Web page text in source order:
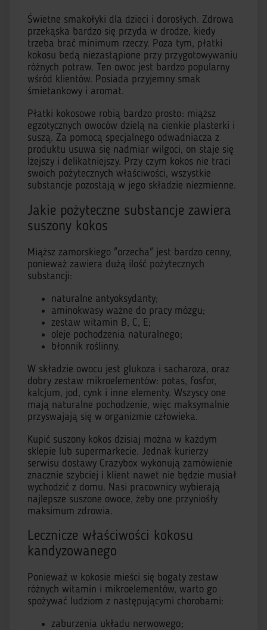
Świetne smakołyki dla dzieci i dorosłych. Zdrowa
przekąska bardzo się przyda w drodze, kiedy
trzeba brać minimum rzeczy. Poza tym, płatki
kokosu bedą niezastąpione przy przygotowywaniu
różnych potraw. Ten owoc jest bardzo popularny
wśród klientów. Posiada przyjemny smak
śmietankowy i aromat.
Płatki kokosowe robią bardzo prosto: miąższ
egzotycznych owoców dzielą na cienkie plasterki i
suszą. Za pomocą specjalnego odwadniacza z
produktu usuwa się nadmiar wilgoci, on staje się
lżejszy i delikatniejszy. Przy czym kokos nie traci
swoich pożytecznych właściwości, wszystkie
substancje pozostają w jego składzie niezmienne.
Jakie pożyteczne substancje zawiera
suszony kokos
Miąższ zamorskiego "orzecha" jest bardzo cenny,
ponieważ zawiera dużą ilość pożytecznych
substancji:
naturalne antyoksydanty;
aminokwasy ważne do pracy mózgu;
zestaw witamin B, C, E;
oleje pochodzenia naturalnego;
błonnik roślinny.
W składzie owocu jest glukoza i sacharoza, oraz
dobry zestaw mikroelementów: potas, fosfor,
kalcjum, jod, cynk i inne elementy. Wszyscy one
mają naturalne pochodzenie, więc maksymalnie
przyswajają się w organizmie człowieka.
Kupić suszony kokos dzisiaj można w każdym
sklepie lub supermarkecie. Jednak kurierzy
serwisu dostawy Crazybox wykonują zamówienie
znacznie szybciej i klient nawet nie będzie musiał
wychodzić z domu. Nasi pracownicy wybierają
najlepsze suszone owoce, żeby one przyniośły
maksimum zdrowia.
Lecznicze właściwości kokosu
kandyzowanego
Ponieważ w kokosie mieści się bogaty zestaw
różnych witamin i mikroelementów, warto go
spożywać ludziom z następującymi chorobami:
zaburzenia układu nerwowego;